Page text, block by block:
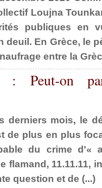
Loujna
publiques en
deuil. En Grèce, le
entre la
: Peut-on
derniers mois, le
de plus en plus
du crime d'«
flamand, 11.11.11,
question et de (...)